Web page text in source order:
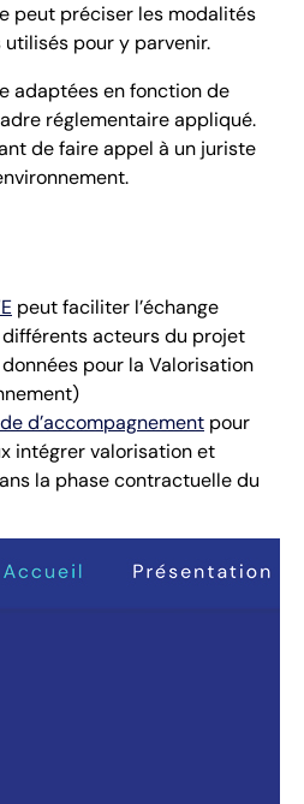
peut préciser les modalités
pour y parvenir.
adaptées en fonction de
réglementaire appliqué.
de faire appel à un juriste
peut faciliter l’échange
acteurs du projet
pour la Valorisation
d’accompagnement pour
intégrer valorisation et
la phase contractuelle du